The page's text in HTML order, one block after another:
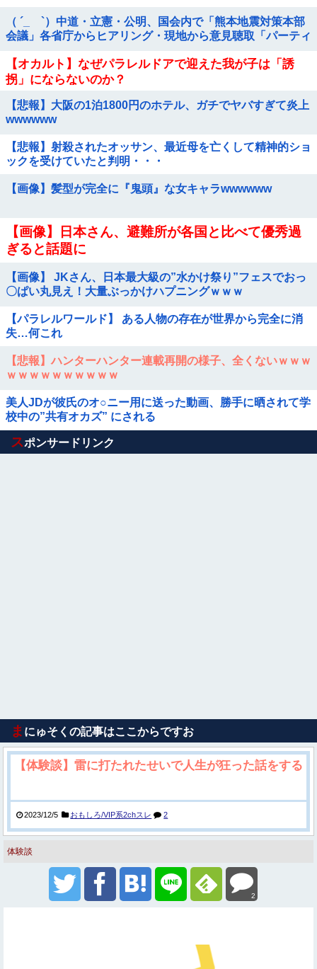
（ ´_ゝ`）中道・立憲・公明、国会内で「熊本地震対策本部
会議」各省庁からヒアリング・現地から意見聴取「パーティ
【オカルト】なぜパラレルドアで迎えた我が子は「誘
拐」にならないのか？
【悲報】大阪の1泊1800円のホテル、ガチでヤバすぎて炎上
wwwwww
【悲報】射殺されたオッサン、最近母を亡くして精神的ショ
ックを受けていたと判明・・・
【画像】髪型が完全に『鬼頭』な女キャラwwwwww
【画像】日本さん、避難所が各国と比べて優秀過
ぎると話題に
【画像】 JKさん、日本最大級の”水かけ祭り”フェスでおっ
〇ぱい丸見え！大量ぶっかけハプニングｗｗｗ
【パラレルワールド】 ある人物の存在が世界から完全に消
失…何これ
【悲報】ハンターハンター連載再開の様子、全くないｗｗｗ
ｗｗｗｗｗｗｗｗｗｗ
美人JDが彼氏のオ○ニー用に送った動画、勝手に晒されて学
校中の”共有オカズ” にされる
Powered by livedoor 相互RSS
スポンサードリンク
ま にゅそくの記事はここからですお
【体験談】雷に打たれたせいで人生が狂った話をする
2023/12/5 おもしろ/VIP系2chスレ 2
体験談
2